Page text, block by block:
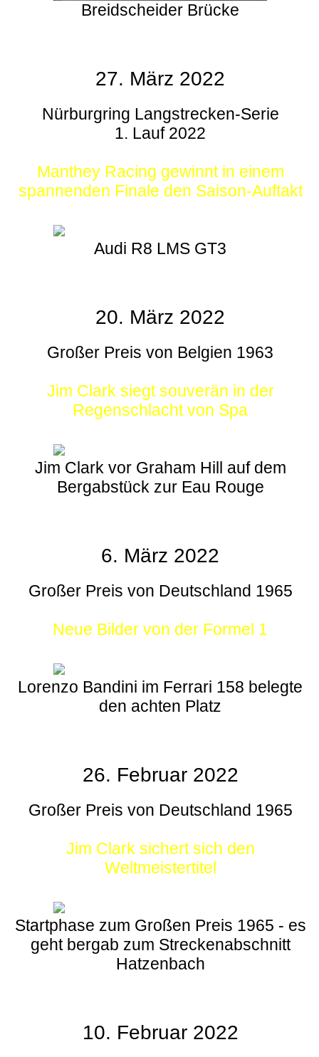
Breidscheider Brücke
27. März 2022
Nürburgring Langstrecken-Serie
1. Lauf 2022
Manthey Racing gewinnt in einem
spannenden Finale den Saison-Auftakt
Audi R8 LMS GT3
20. März 2022
Großer Preis von Belgien 1963
Jim Clark siegt souverän in der
Regenschlacht von Spa
Jim Clark vor Graham Hill auf dem
Bergabstück zur Eau Rouge
6. März 2022
Großer Preis von Deutschland 1965
Neue Bilder von der Formel 1
Lorenzo Bandini im Ferrari 158 belegte
den achten Platz
26. Februar 2022
Großer Preis von Deutschland 1965
Jim Clark sichert sich den
Weltmeistertitel
Startphase zum Großen Preis 1965 - es
geht bergab zum Streckenabschnitt
Hatzenbach
10. Februar 2022